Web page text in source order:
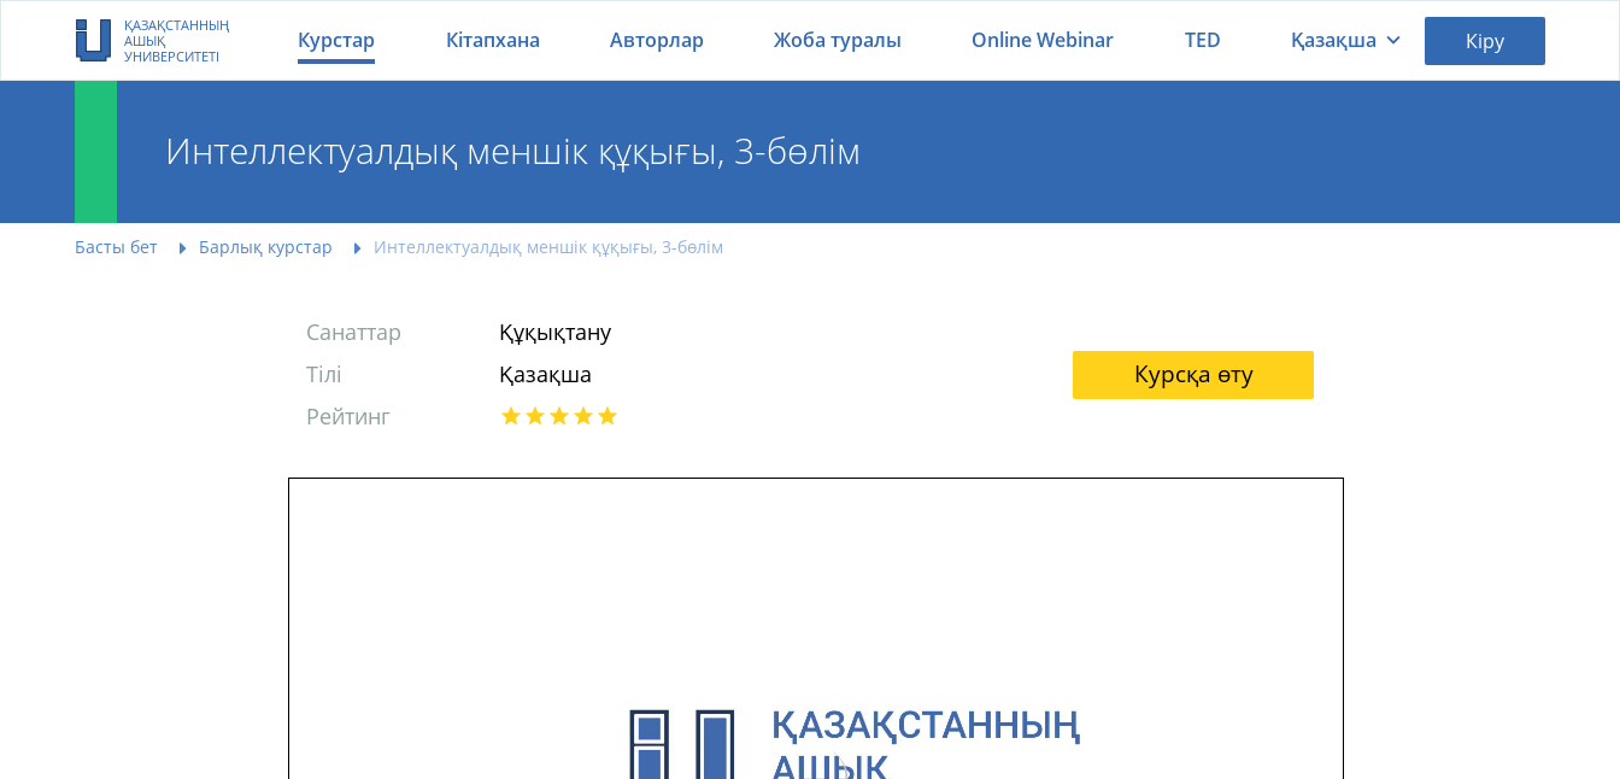
ҚАЗАҚСТАННЫҢ
АШЫҚ
УНИВЕРСИТЕТІ
Курстар Кітапхана Авторлар Жоба туралы Online Webinar TED Қазақша Кіру
Интеллектуалдық меншік құқығы, 3-бөлім
Басты бет Барлық курстар Интеллектуалдық меншік құқығы, 3-бөлім
Санаттар
Құқықтану
Тілі
Қазақша
Рейтинг
Курсқа өту